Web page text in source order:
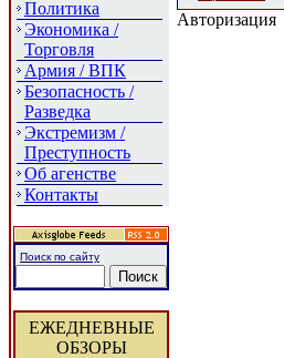
Политика
Экономика /
Торговля
Армия / ВПК
Безопасность /
Разведка
Экстремизм /
Преступность
Об агенстве
Контакты
Поиск по сайту
ЕЖЕДНЕВНЫЕ
ОБЗОРЫ
Авторизация